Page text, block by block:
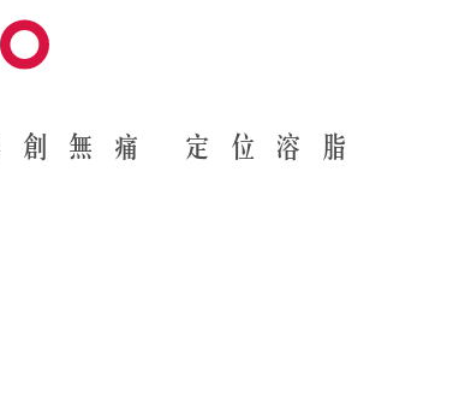
創無痛 定位溶脂